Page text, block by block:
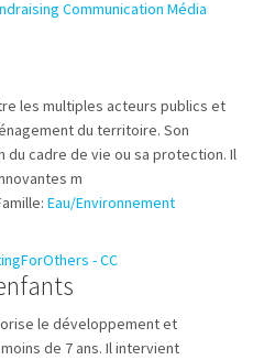
Communication Média
les multiples acteurs publics et
du territoire. Son
du cadre de vie ou sa protection. Il
m
Eau/Environnement
le développement et
de 7 ans. Il intervient